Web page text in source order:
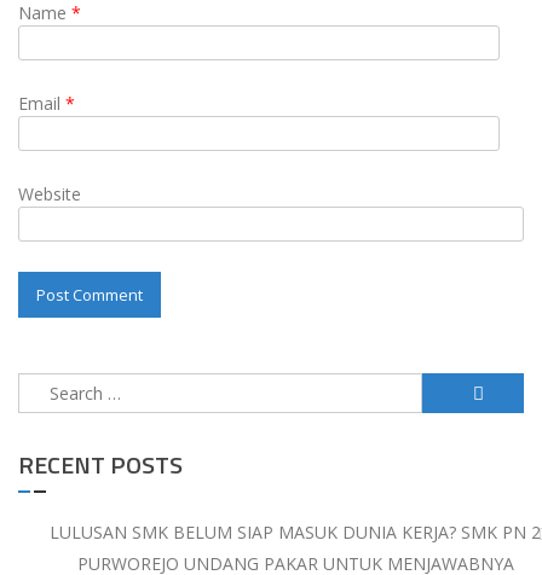
Name *
Email *
Website
Search
for:
RECENT POSTS
LULUSAN SMK BELUM SIAP MASUK DUNIA KERJA? SMK PN 2
PURWOREJO UNDANG PAKAR UNTUK MENJAWABNYA